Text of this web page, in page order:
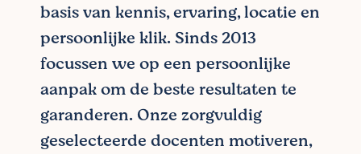
basis van kennis, ervaring, locatie en
persoonlijke klik. Sinds 2013
focussen we op een persoonlijke
aanpak om de beste resultaten te
garanderen. Onze zorgvuldig
geselecteerde docenten motiveren,